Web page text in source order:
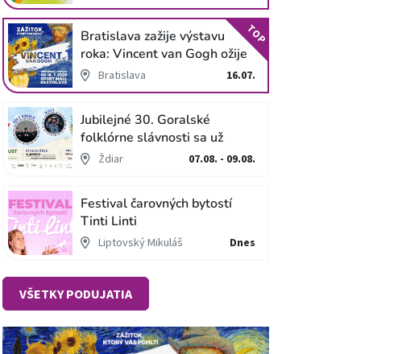
Bratislava zažije výstavu
roka: Vincent van Gogh ožije
v unikátnej imerzívnej šou!
Bratislava 16.07.
TOP
Jubilejné 30. Goralské
folklórne slávnosti sa už
blížiaŽdiar 07.08. - 09.08.
Festival čarovných bytostí
Tinti Linti
Liptovský Mikuláš Dnes
VŠETKY PODUJATIA